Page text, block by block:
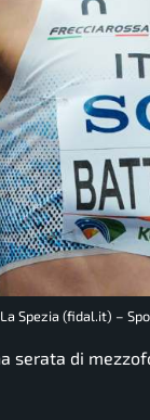
Spezia (fidal.it) –
serata di